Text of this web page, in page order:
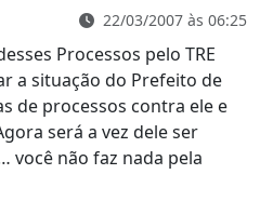
22/03/2007 às 06:25
Processos pelo TRE
a situação do Prefeito de
de processos contra ele e
será a vez dele ser
você não faz nada pela